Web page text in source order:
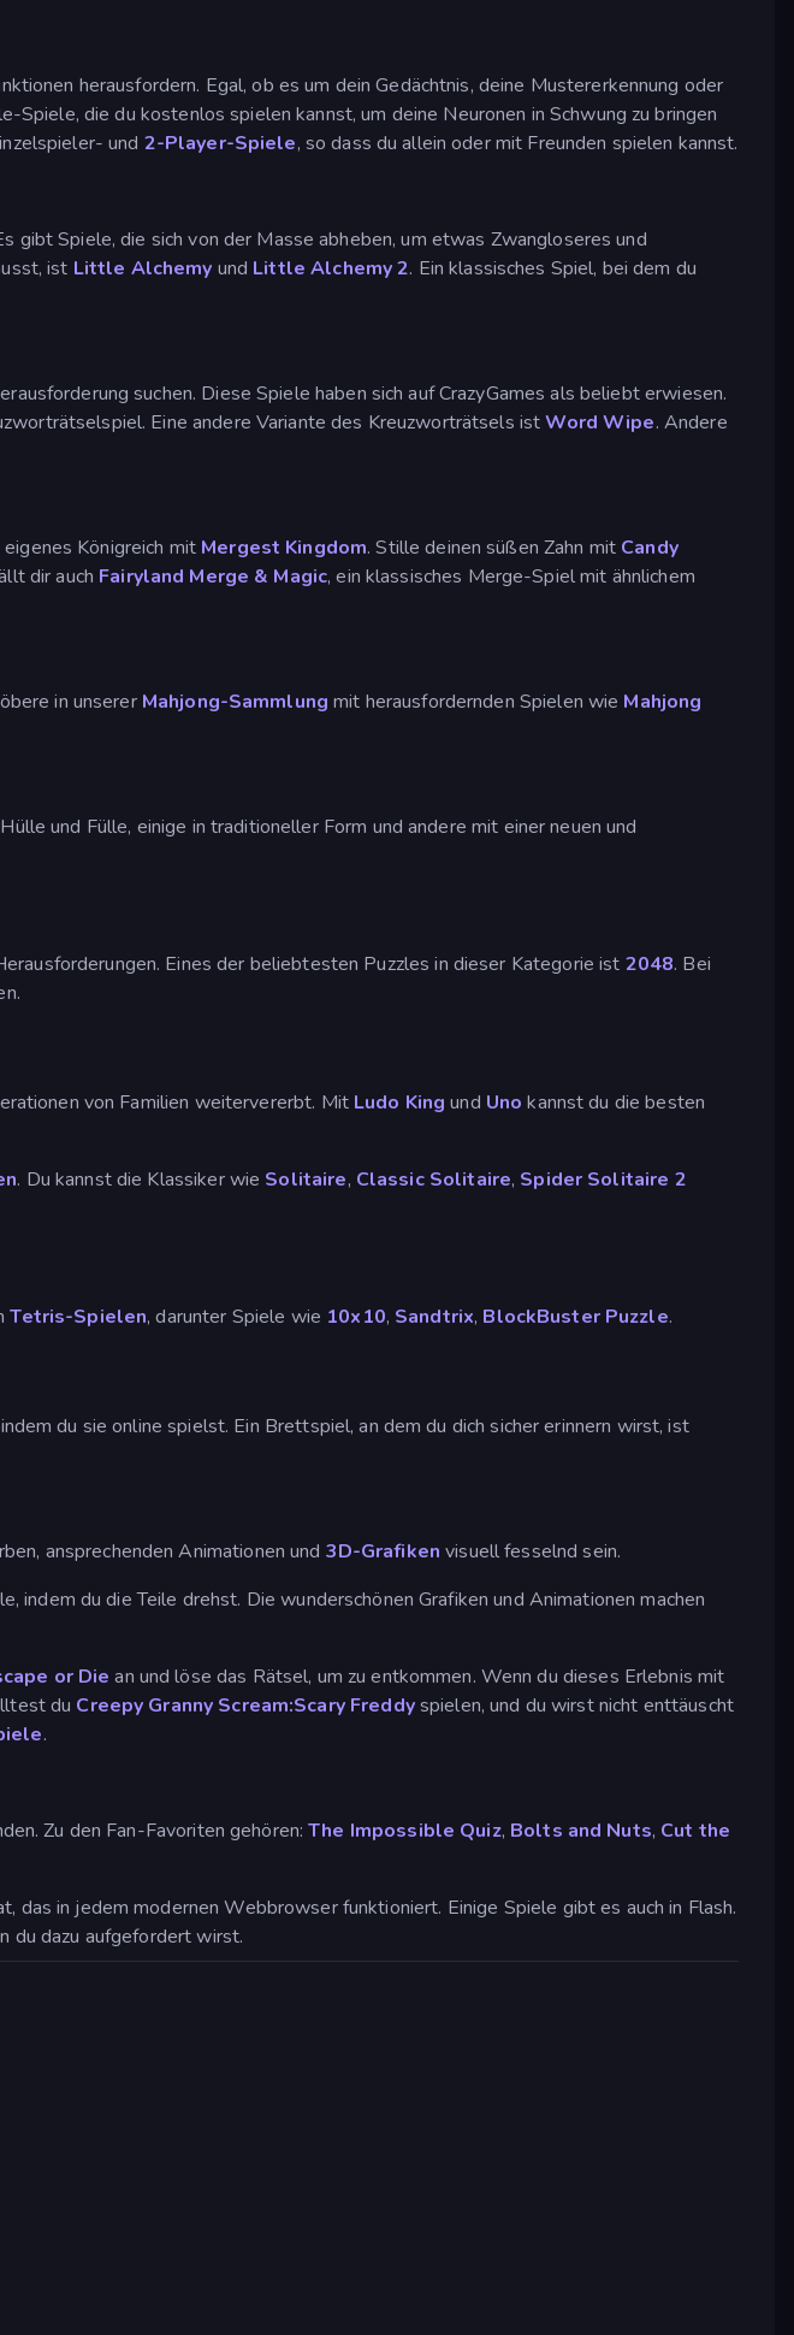
herausfordern. Egal, ob es um dein Gedächtnis, deine Mustererkennung oder
die du kostenlos spielen kannst, um deine Neuronen in Schwung zu bringen
und 2-Player-Spiele, so dass du allein oder mit Freunden spielen kannst.
gibt Spiele, die sich von der Masse abheben, um etwas Zwangloseres und
ist Little Alchemy und Little Alchemy 2. Ein klassisches Spiel, bei dem du
suchen. Diese Spiele haben sich auf CrazyGames als beliebt erwiesen.
Eine andere Variante des Kreuzworträtsels istWord Wipe. Andere
Königreich mit Mergest Kingdom. Stille deinen süßen Zahn mit Candy
dir auch Fairyland Merge & Magic, ein klassisches Merge-Spiel mit ähnlichem
in unserer Mahjong-Sammlung mit herausfordernden Spielen wie Mahjong
und Fülle, einige in traditioneller Form und andere mit einer neuen und
Eines der beliebtesten Puzzles in dieser Kategorie ist 2048. Bei
von Familien weitervererbt. Mit Ludo King und Uno kannst du die besten
. Du kannst die Klassiker wie Solitaire, Classic Solitaire, Spider Solitaire 2
Tetris-Spielen, darunter Spiele wie 10x10, Sandtrix, BlockBuster Puzzle.
du sie online spielst. Ein Brettspiel, an dem du dich sicher erinnern wirst, ist
ansprechenden Animationen und 3D-Grafiken visuell fesselnd sein.
indem du die Teile drehst. Die wunderschönen Grafiken und Animationen machen
or Die an und löse das Rätsel, um zu entkommen. Wenn du dieses Erlebnis mit
du Creepy Granny Scream:Scary Freddyspielen, und du wirst nicht enttäuscht
.
Zu den Fan-Favoriten gehören:The Impossible Quiz, Bolts and Nuts, Cut the
in jedem modernen Webbrowser funktioniert. Einige Spiele gibt es auch in Flash.
du dazu aufgefordert wirst.